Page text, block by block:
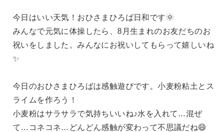
今日はいい天気！おひさまひろば日和です🌞
みんなで元気に体操したら、8月生まれのお友だちのお
祝いをしました。みんなにお祝いしてもらって嬉しいね
✨
今日のおひさまひろばは感触遊びです。小麦粉粘土とス
ライムを作ろう！
小麦粉はサラサラで気持ちいいね♪水を入れて…混ぜ
て…コネコネ…どんどん感触が変わって不思議だね😄